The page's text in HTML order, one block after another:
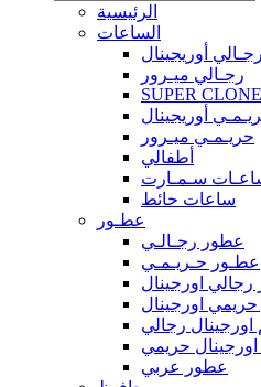
الرئيسية
الساعات
رجـالي أوريجينال
رجـالي ميـرور
SUPER
أوريجينال
حريـمـي ميـرور
أطفالي
سـمـارت
ساعات حائط
عطـور
عطور رجـالـي
عطـور حـريـمـي
اورجينال
اورجينال
اورجينال رجالي
حريمي
عطور عربي